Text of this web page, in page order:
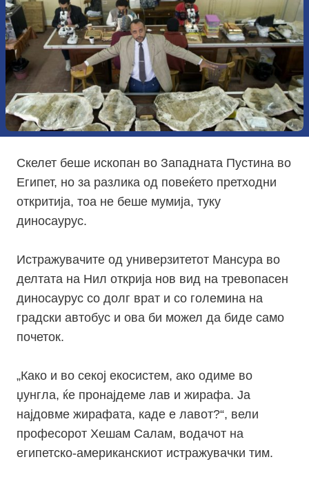
Скелет беше ископан во Западната Пустина во
Египет, но за разлика од повеќето претходни
откритија, тоа не беше мумија, туку
диносаурус.
Истражувачите од универзитетот Мансура во
делтата на Нил открија нов вид на тревопасен
диносаурус со долг врат и со големина на
градски автобус и ова би можел да биде само
почеток.
„Како и во секој екосистем, ако одиме во
џунгла, ќе пронајдеме лав и жирафа. Ја
најдовме жирафата, каде е лавот?“, вели
професорот Хешам Салам, водачот на
египетско-американскиот истражувачки тим.